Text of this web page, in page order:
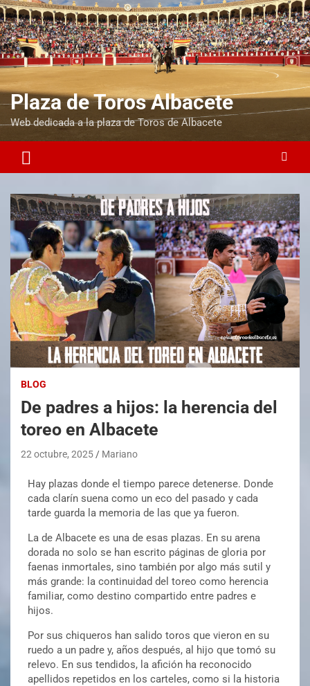
Plaza de Toros Albacete
Web dedicada a la plaza de Toros de Albacete
BLOG
De padres a hijos: la herencia del
toreo en Albacete
22 octubre, 2025 Mariano
Hay plazas donde el tiempo parece detenerse. Donde
cada clarín suena como un eco del pasado y cada
tarde guarda la memoria de las que ya fueron.
La de Albacete es una de esas plazas. En su arena
dorada no solo se han escrito páginas de gloria por
faenas inmortales, sino también por algo más sutil y
más grande: la continuidad del toreo como herencia
familiar, como destino compartido entre padres e
hijos.
Por sus chiqueros han salido toros que vieron en su
ruedo a un padre y, años después, al hijo que tomó su
relevo. En sus tendidos, la afición ha reconocido
apellidos repetidos en los carteles, como si la historia